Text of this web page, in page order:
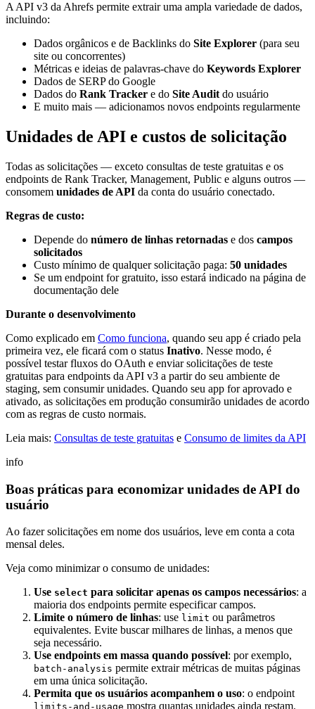
A API v3 da Ahrefs permite extrair uma ampla variedade de dados,
incluindo:
Dados orgânicos e de Backlinks do Site Explorer (para seu
site ou concorrentes)
Métricas e ideias de palavras-chave do Keywords Explorer
Dados de SERP do Google
Dados do Rank Tracker e do Site Audit do usuário
E muito mais — adicionamos novos endpoints regularmente
Unidades de API e custos de solicitação
Todas as solicitações — exceto consultas de teste gratuitas e os
endpoints de Rank Tracker, Management, Public e alguns outros —
consomem unidades de API da conta do usuário conectado.
Regras de custo:
Depende do número de linhas retornadas e dos campos
solicitados
Custo mínimo de qualquer solicitação paga: 50 unidades
Se um endpoint for gratuito, isso estará indicado na página de
documentação dele
Durante o desenvolvimento
Como explicado em Como funciona, quando seu app é criado pela
primeira vez, ele ficará com o status Inativo. Nesse modo, é
possível testar fluxos do OAuth e enviar solicitações de teste
gratuitas para endpoints da API v3 a partir do seu ambiente de
staging, sem consumir unidades. Quando seu app for aprovado e
ativado, as solicitações em produção consumirão unidades de acordo
com as regras de custo normais.
Leia mais: Consultas de teste gratuitas e Consumo de limites da API
info
Boas práticas para economizar unidades de API do
usuário
Ao fazer solicitações em nome dos usuários, leve em conta a cota
mensal deles.
Veja como minimizar o consumo de unidades:
Use select para solicitar apenas os campos necessários: a
maioria dos endpoints permite especificar campos.
Limite o número de linhas: use limit ou parâmetros
equivalentes. Evite buscar milhares de linhas, a menos que
seja necessário.
Use endpoints em massa quando possível: por exemplo,
batch-analysis permite extrair métricas de muitas páginas
em uma única solicitação.
Permita que os usuários acompanhem o uso: o endpoint
limits-and-usage mostra quantas unidades ainda restam.